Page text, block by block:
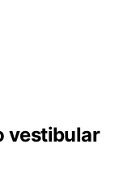
vestibular